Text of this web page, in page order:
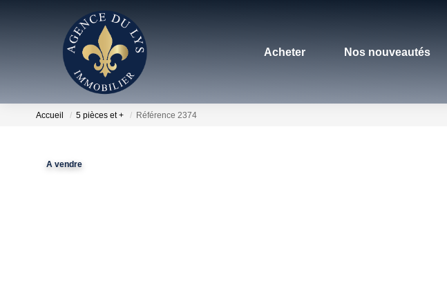
Acheter Nos nouveautés
Accueil 5 pièces et + Référence 2374
A vendre